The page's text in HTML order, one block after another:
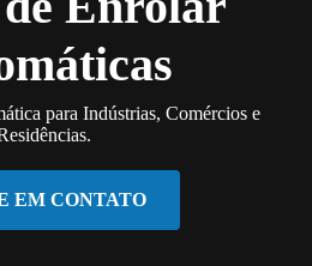
para Indústrias, Comércios e
EM CONTATO